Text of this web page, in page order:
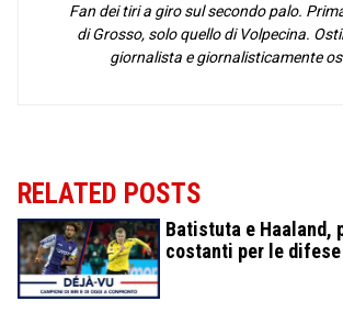
Fan dei tiri a giro sul secondo palo.
di Grosso, solo quello di Volpecina.
giornalista e giornalisticamente
RELATED POSTS
Batistuta e Haaland,
costanti per le difese